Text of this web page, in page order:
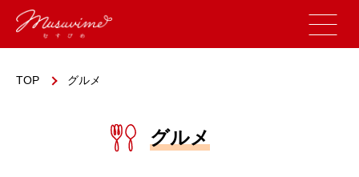
TOP グルメ
グルメ